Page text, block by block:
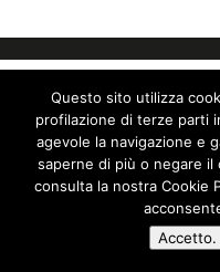
Questo sito utilizza
profilazione di terze parti
agevole la navigazione e
saperne di più o negare
consulta la nostra Cookie
Accetto.